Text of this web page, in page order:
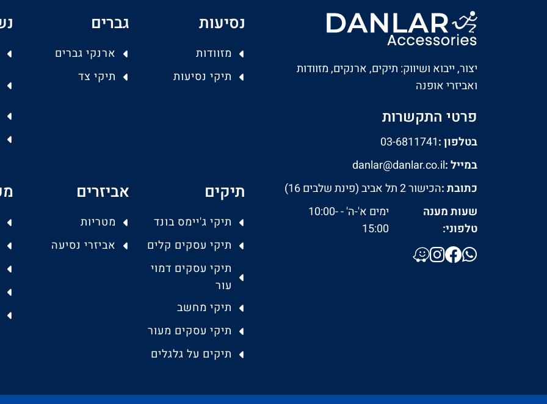
יצור, ייבוא ושיווק: תיקים, ארנקים, מזוודות
ואביזרי אופנה
פרטי התקשרות
בטלפון :03-6811741
במייל :danlar@danlar.co.il
כתובת :הכישור 2 תל אביב (פינת שלבים 16)
שעות מענה
טלפוני:
ימים א'-ה' - 10:00-
15:00
נסיעות
מזוודות
תיקי נסיעות
גברים
ארנקי גברים
תיקי צד
תיקים
תיקי ג'יימס בונד
תיקי עסקים קלים
תיקי עסקים דמוי
עור
תיקי מחשב
תיקי עסקים מעור
תיקים על גלגלים
אביזרים
מטריות
אביזרי נסיעה